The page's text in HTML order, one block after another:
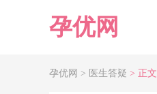
孕优网
孕优网 > 医生答疑 > 正文